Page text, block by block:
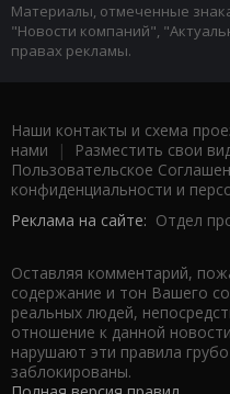
Материалы, отмеченные
"Новости компаний",
правах рекламы.
Наши контакты и схема
нами | Разместить свои
Пользовательское
конфиденциальности и
Реклама на сайте: Отдел
Оставляя комментарий,
содержание и тон Вашего
реальных людей,
отношение к данной
нарушают эти правила
заблокированы.